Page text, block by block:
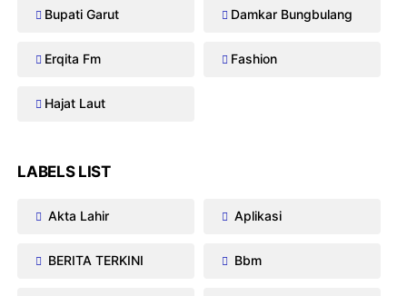
Bupati Garut Damkar Bungbulang
Erqita Fm Fashion
Hajat Laut
LABELS LIST
Akta Lahir Aplikasi
BERITA TERKINI Bbm